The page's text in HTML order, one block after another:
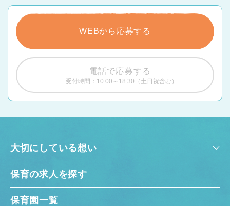
WEBから応募する
電話で応募する
受付時間：10:00～18:30（土日祝含む）
大切にしている想い
保育の求人を探す
保育園一覧